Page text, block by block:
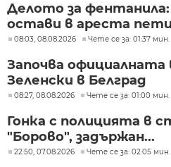
Делото за
остави в ареста
08:03, 08.08.2026 Чете се за: 01:37 мин.
Започва официалната
Зеленски в Белград
08:27, 08.08.2026 Чете се за: 01:00 мин.
Гонка с полицията в
"Борово", задържан...
22:50, 07.08.2026 Чете се за: 02:05 мин.